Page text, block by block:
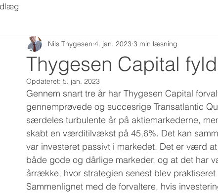
Thygesen Capital
Nils Thygesen 4. jan. 2023 3 min læsning
Opdateret: 5. jan. 2023
Gennem snart tre år har Thygesen Capital
gennemprøvede og succesrige Transatlantic
særdeles turbulente år på aktiemarkederne,
skabt en værditilvækst på 45,6%. Det kan
var investeret passivt i markedet. Det er værd
både gode og dårlige markeder, og at det har
årrække, hvor strategien senest blev
Sammenlignet med de forvaltere, hvis